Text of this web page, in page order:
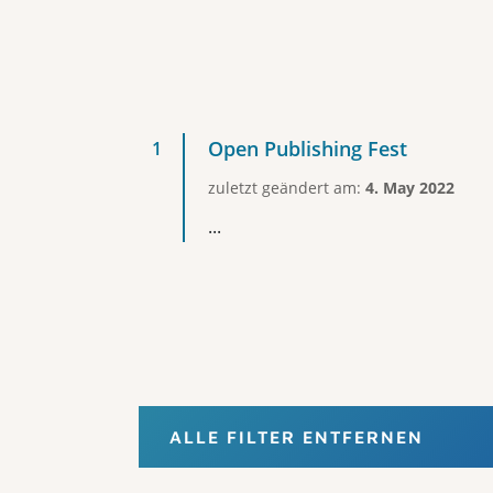
Open Publishing Fest
zuletzt geändert am: 4. May 2022
...
ALLE FILTER ENTFERNEN